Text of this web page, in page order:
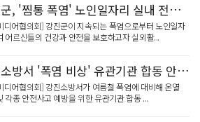
강진군, '찜통 폭염' 노인일자리 실내 전환…안전교육 강화
디어협의회] 강진군이 지속되는 폭염으로부터 노인일자
어르신들의 건강과 안전을 보호하고자 실외활...
강진소방서 '폭염 비상' 유관기관 합동 안전수칙 홍보
디어협의회] 강진소방서가 여름철 폭염에 대비해 온열
각종 안전사고 예방을 위한 유관기관 합동 ...